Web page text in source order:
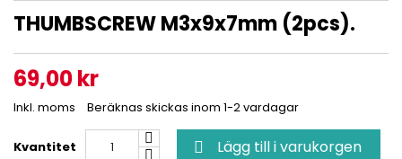
THUMBSCREW M3x9x7mm (2pcs).
69,00 kr
Inkl. moms Beräknas skickas inom 1-2 vardagar
Kvantitet  Lägg till i varukorgen